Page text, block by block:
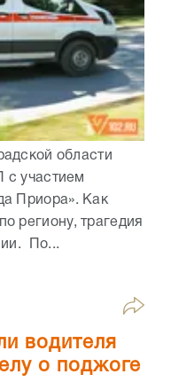
области
с участием
Приора». Как
региону, трагедия
По...
водителя
о поджоге